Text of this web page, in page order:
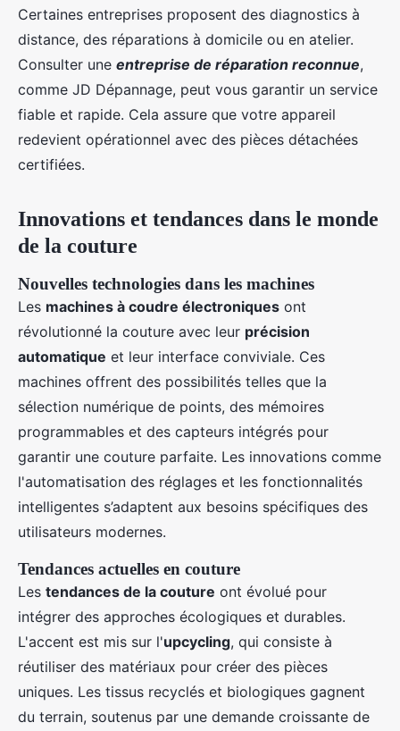
Certaines entreprises proposent des diagnostics à
distance, des réparations à domicile ou en atelier.
Consulter une entreprise de réparation reconnue,
comme JD Dépannage, peut vous garantir un service
fiable et rapide. Cela assure que votre appareil
redevient opérationnel avec des pièces détachées
certifiées.
Innovations et tendances dans le monde
de la couture
Nouvelles technologies dans les machines
Les machines à coudre électroniques ont
révolutionné la couture avec leur précision
automatique et leur interface conviviale. Ces
machines offrent des possibilités telles que la
sélection numérique de points, des mémoires
programmables et des capteurs intégrés pour
garantir une couture parfaite. Les innovations comme
l'automatisation des réglages et les fonctionnalités
intelligentes s’adaptent aux besoins spécifiques des
utilisateurs modernes.
Tendances actuelles en couture
Les tendances de la couture ont évolué pour
intégrer des approches écologiques et durables.
L'accent est mis sur l'upcycling, qui consiste à
réutiliser des matériaux pour créer des pièces
uniques. Les tissus recyclés et biologiques gagnent
du terrain, soutenus par une demande croissante de